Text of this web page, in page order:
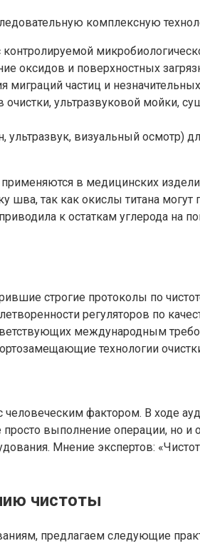
комплексную
оксидов и поверхностных
частиц и
ультразвуковой мойки,
визуальный осмотр)
в медицинских
шва, так как окислы титана
к остаткам углерода
строгие протоколы по
регуляторов по
международным
технологии
человеческим фактором. В ходе
выполнение операции, но
Мнение экспертов:
чистоты
предлагаем следующие